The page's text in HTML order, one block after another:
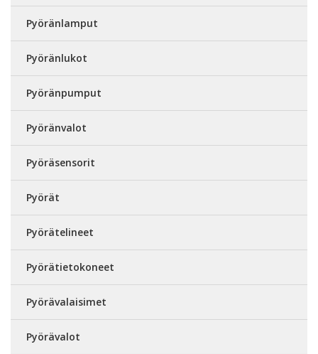
Pyöränlamput
Pyöränlukot
Pyöränpumput
Pyöränvalot
Pyöräsensorit
Pyörät
Pyörätelineet
Pyörätietokoneet
Pyörävalaisimet
Pyörävalot